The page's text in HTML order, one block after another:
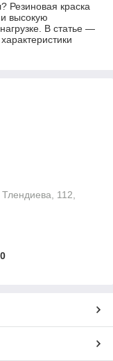
Резиновая краска
и высокую
В статье —
112,